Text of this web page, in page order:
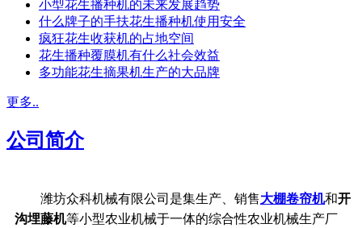
小型花生播种机的未来发展趋势
什么牌子的手扶花生播种机使用安全
疯狂花生收获机的占地空间
花生播种覆膜机有什么社会效益
多功能花生摘果机生产的大品牌
更多..
公司简介
潍坊众科机械有限公司是集生产、销售大棚卷帘机和开
沟埋藤机等小型农业机械于一体的综合性农业机械生产厂